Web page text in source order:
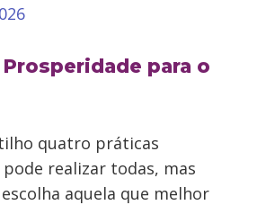
para o
quatro práticas
pode realizar todas, mas
aquela que melhor